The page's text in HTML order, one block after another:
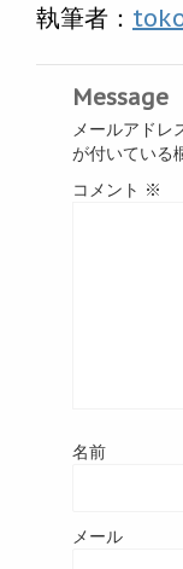
執筆者：
Message
メールアドレ
が付いている
コメント ※
名前
メール